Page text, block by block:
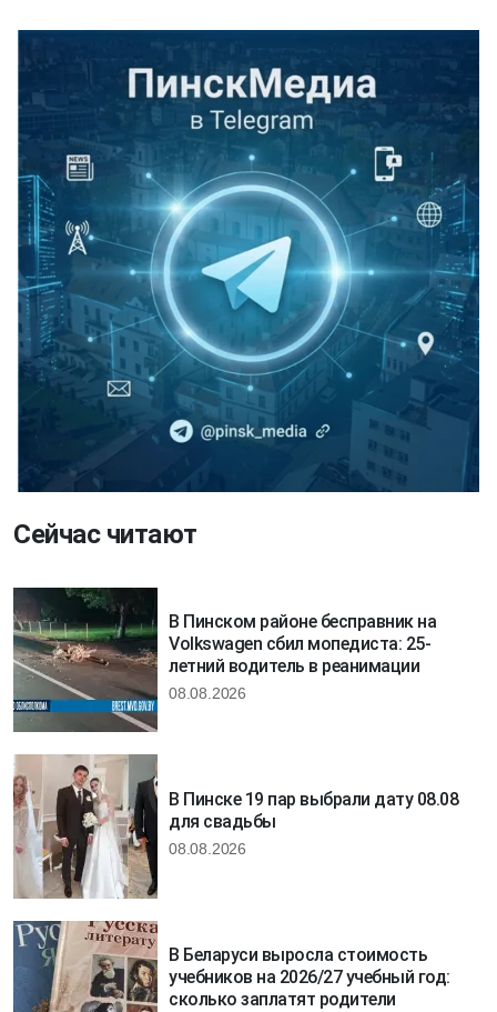
Сейчас читают
В Пинском районе бесправник на
Volkswagen сбил мопедиста: 25-
летний водитель в реанимации
08.08.2026
В Пинске 19 пар выбрали дату 08.08
для свадьбы
08.08.2026
В Беларуси выросла стоимость
учебников на 2026/27 учебный год:
сколько заплатят родители